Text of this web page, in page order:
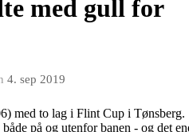
med gull for
4. sep 2019
med to lag i Flint Cup i Tønsberg.
på og utenfor banen - og det